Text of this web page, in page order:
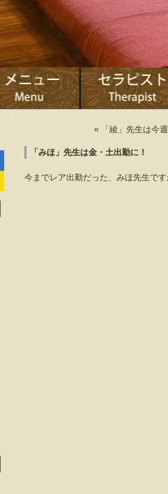
« 「綾」先生は今週
「みほ」先生は金・土出勤に！
今までレア出勤だった、みほ先生で